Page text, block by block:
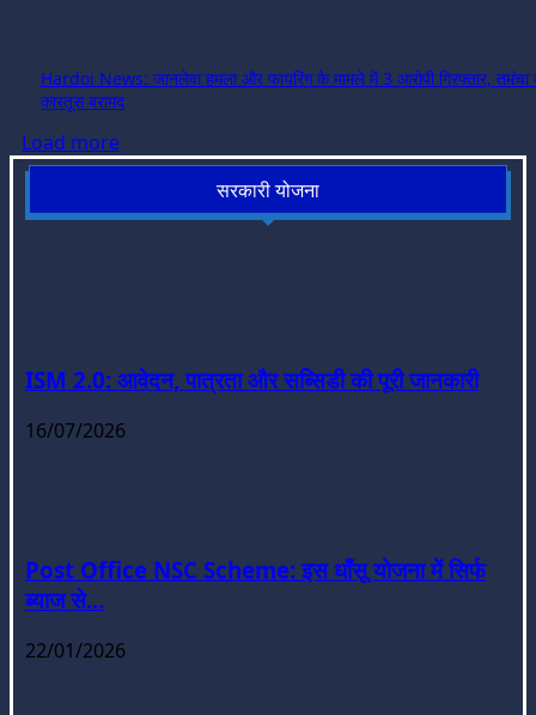
Hardoi News: जानलेवा हमला और फायरिंग के मामले में 3 आरोपी गिरफ्तार, तमंचा
कारतूस बरामद
Load more
सरकारी योजना
ISM 2.0: आवेदन, पात्रता और सब्सिडी की पूरी जानकारी
16/07/2026
Post Office NSC Scheme: इस धाँसू योजना में सिर्फ
ब्याज से...
22/01/2026